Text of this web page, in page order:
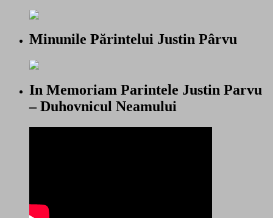
Minunile Părintelui Justin Pârvu
In Memoriam Parintele Justin Parvu
– Duhovnicul Neamului